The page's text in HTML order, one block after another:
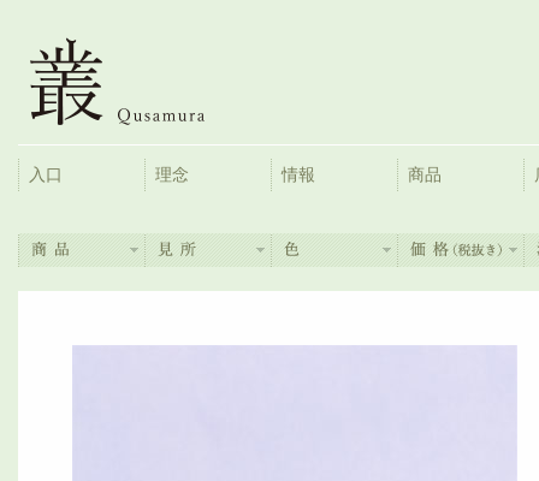
入口 理念 情報 商品